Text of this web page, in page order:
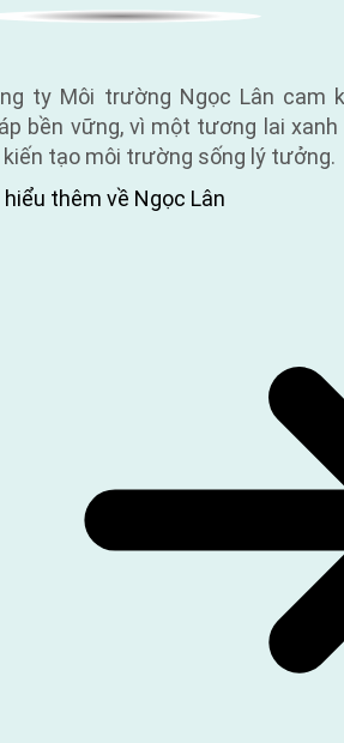
ty Môi trường Ngọc Lân cam
bền vững, vì một tương lai
tạo môi trường sống lý tưởng.
thêm về Ngọc Lân